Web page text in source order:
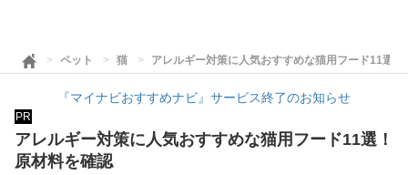
ペット 猫 アレルギー対策に人気おすすめな猫用フード11選！
『マイナビおすすめナビ』サービス終了のお知らせ
PR
アレルギー対策に人気おすすめな猫用フード11選！
原材料を確認